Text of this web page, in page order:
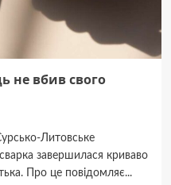
не вбив свого
Литовське
завершилася криваво
Про це повідомляє...